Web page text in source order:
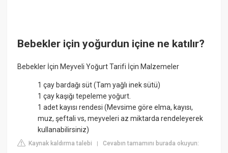
Bebekler için yoğurdun içine ne katılır?
Bebekler İçin Meyveli Yoğurt Tarifi İçin Malzemeler
1 çay bardağı süt (Tam yağlı inek sütü)
1 çay kaşığı tepeleme yoğurt.
1 adet kayısı rendesi (Mevsime göre elma, kayısı,
muz, şeftali vs, meyveleri az miktarda rendeleyerek
kullanabilirsiniz)
Kaynak kaldırma talebi |Cevabın tamamını burada okuyun: